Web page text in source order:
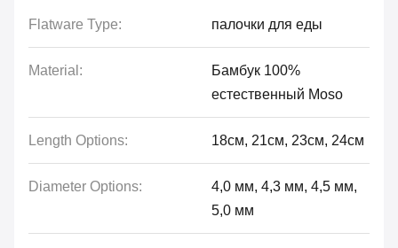
Flatware Type: палочки для еды
Material:
Бамбук 100%
естественный Moso
Length Options: 18см, 21см, 23см, 24см
Diameter Options:
4,0 мм, 4,3 мм, 4,5 мм,
5,0 мм